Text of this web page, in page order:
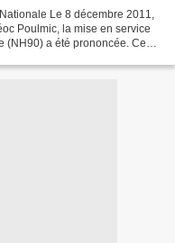
Le 8 décembre 2011,
Poulmic, la mise en service
(NH90) a été prononcée. Ce